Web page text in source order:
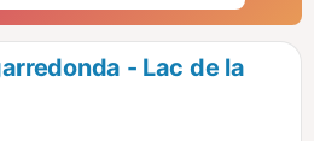
- Lac de la